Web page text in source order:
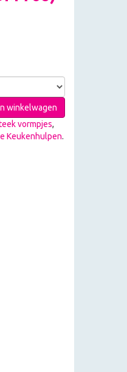
winkelwagen
vormpjes,
Keukenhulpen.